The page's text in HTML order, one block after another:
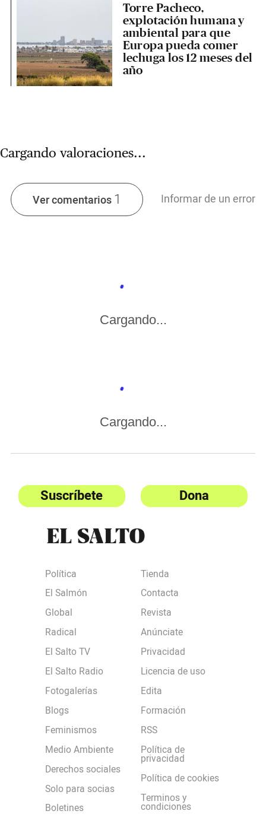
Torre Pacheco,
explotación humana y
ambiental para que
Europa pueda comer
lechuga los 12 meses del
año
Cargando valoraciones...
Ver comentarios 1 Informar de un error
Cargando...
Cargando...
Suscríbete Dona
Política
El Salmón
Global
Radical
El Salto TV
El Salto Radio
Fotogalerías
Blogs
Feminismos
Medio Ambiente
Derechos sociales
Solo para socias
Boletines
Tienda
Contacta
Revista
Anúnciate
Privacidad
Licencia de uso
Edita
Formación
RSS
Política de
privacidad
Política de cookies
Terminos y
condiciones